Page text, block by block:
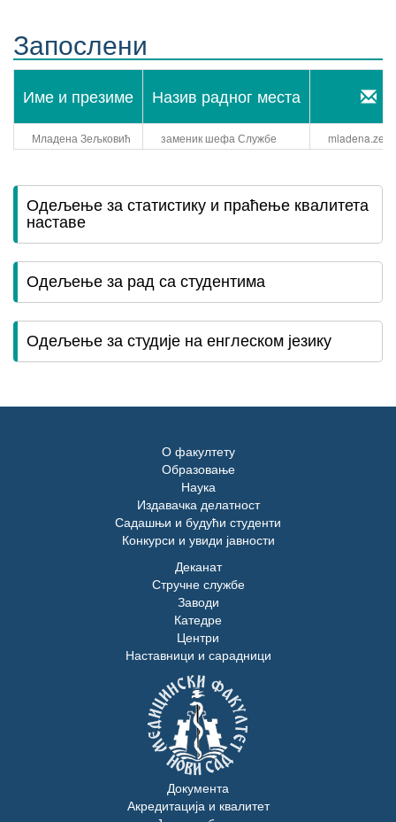
Запослени
Име и презиме Назив радног места
Младена Зељковић заменик шефа Службе
Одељење за статистику и праћење квалитета
наставе
Одељење за рад са студентима
Одељење за студије на енглеском језику
О факултету
Образовање
Наука
Издавачка делатност
Садашњи и будући студенти
Конкурси и увиди јавности
Деканат
Стручне службе
Заводи
Катедре
Центри
Наставници и сарадници
Документа
Акредитација и квалитет